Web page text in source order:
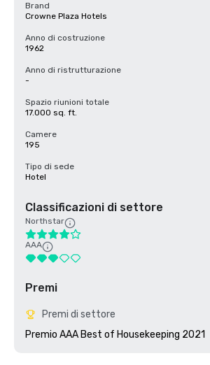
Brand
Crowne Plaza Hotels
Anno di costruzione
1962
Anno di ristrutturazione
-
Spazio riunioni totale
17.000 sq. ft.
Camere
195
Tipo di sede
Hotel
Classificazioni di settore
Northstar
AAA
Premi
Premi di settore
Premio AAA Best of Housekeeping 2021